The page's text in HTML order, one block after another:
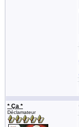
* Ça *
Déclamateur